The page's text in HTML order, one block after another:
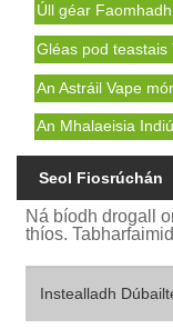
Úll géar
Gléas pod
An Astráil Vape
An Mhalaeisia
Seol Fiosrúchán
Ná bíodh drogall
thíos.